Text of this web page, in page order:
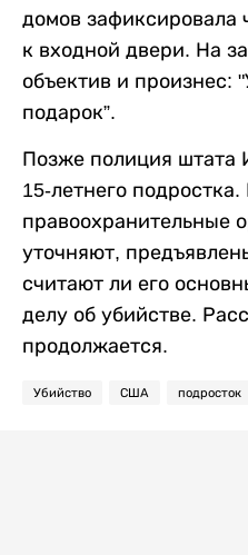
домов зафиксировала
к входной двери. На
объектив и произнес:
подарок”.
Позже полиция штата
15-летнего
правоохранительные
уточняют,
считают ли его
делу об убийстве.
продолжается.
Убийство США подросток